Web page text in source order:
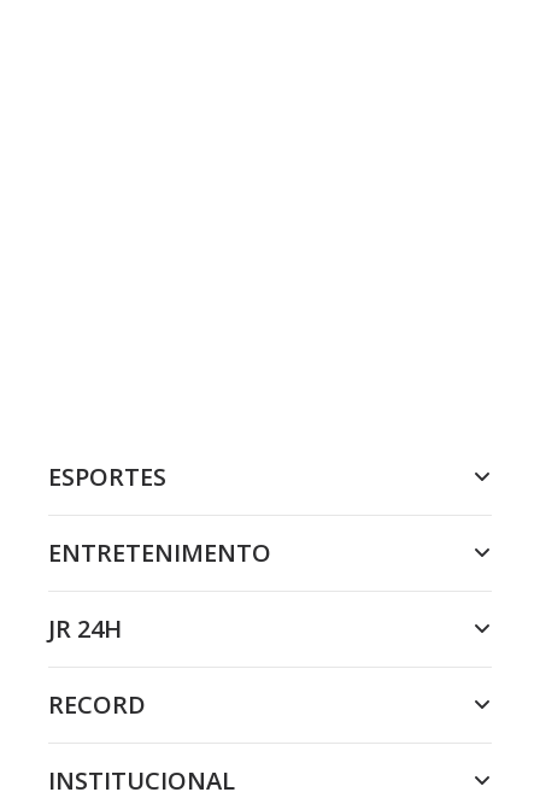
ESPORTES
ENTRETENIMENTO
JR 24H
RECORD
INSTITUCIONAL